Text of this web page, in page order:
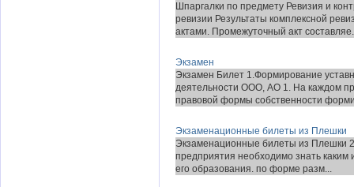
Шпаргалки по предмету Ревизия и
ревизии Результаты комплексной
актами. Промежуточный акт
Экзамен
Экзамен Билет 1.Формирование
деятельности ООО, АО 1. На каждом
правовой формы собственности
Экзаменационные билеты из Плешки
Экзаменационные билеты из Плешки
предприятия необходимо знать каким
его образования. по форме разм...